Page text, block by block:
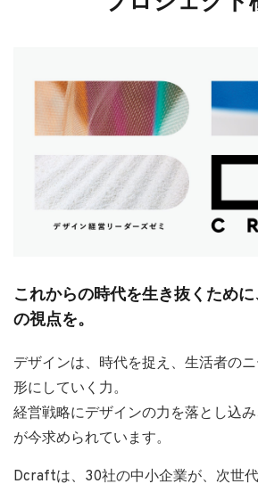
これからの時代を生き抜くため
の視点を。
デザインは、時代を捉え、生活者の
形にしていく力。
経営戦略にデザインの力を落とし込
が今求められています。
Dcraftは、30社の中小企業が、次世代